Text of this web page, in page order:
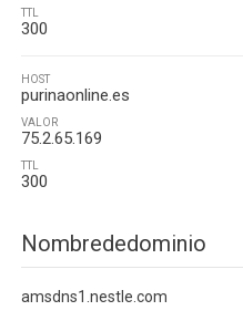
TTL
300
HOST
purinaonline.es
VALOR
75.2.65.169
TTL
300
Nombrededominio
amsdns1.nestle.com